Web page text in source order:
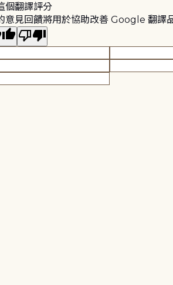
個翻譯評分
意見回饋將用於協助改善 Google 翻譯